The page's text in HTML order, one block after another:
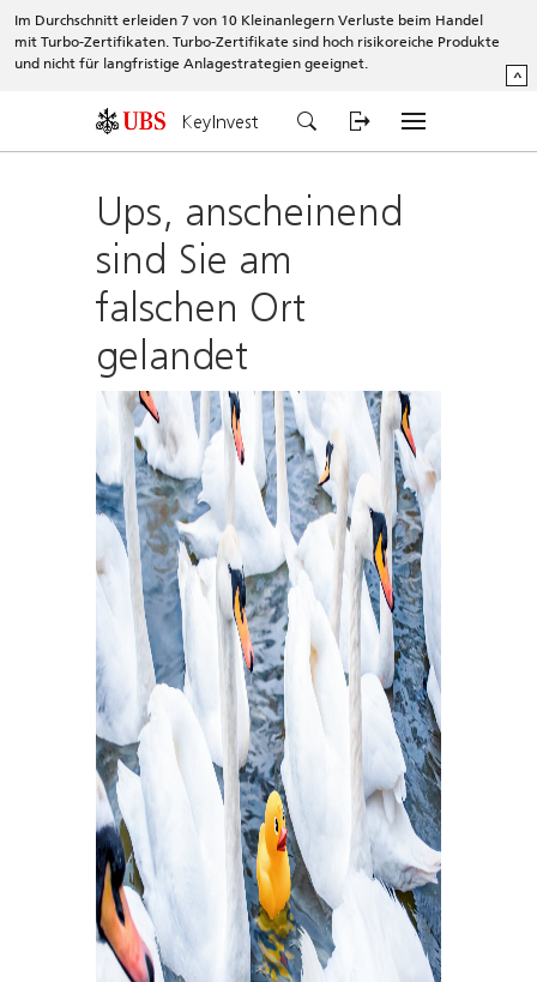
Im Durchschnitt erleiden 7 von 10 Kleinanlegern Verluste beim Handel
mit Turbo-Zertifikaten. Turbo-Zertifikate sind hoch risikoreiche Produkte
und nicht für langfristige Anlagestrategien geeignet.
^
KeyInvest
Ups, anscheinend
sind Sie am
falschen Ort
gelandet